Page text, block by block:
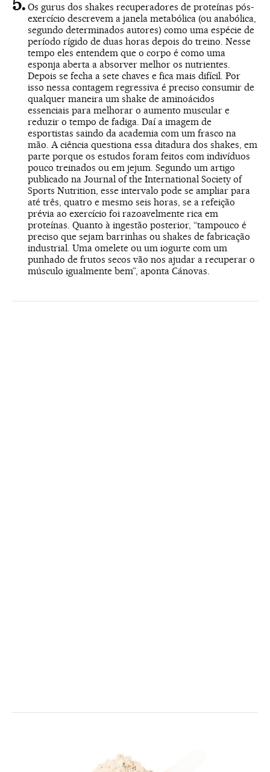
Os gurus dos shakes recuperadores de proteínas pós-
exercício descrevem a janela metabólica (ou anabólica,
segundo determinados autores) como uma espécie de
período rígido de duas horas depois do treino. Nesse
tempo eles entendem que o corpo é como uma
esponja aberta a absorver melhor os nutrientes.
Depois se fecha a sete chaves e fica mais difícil. Por
isso nessa contagem regressiva é preciso consumir de
qualquer maneira um shake de aminoácidos
essenciais para melhorar o aumento muscular e
reduzir o tempo de fadiga. Daí a imagem de
esportistas saindo da academia com um frasco na
mão. A ciência questiona essa ditadura dos shakes, em
parte porque os estudos foram feitos com indivíduos
pouco treinados ou em jejum. Segundo um artigo
publicado na Journal of the International Society of
Sports Nutrition, esse intervalo pode se ampliar para
até três, quatro e mesmo seis horas, se a refeição
prévia ao exercício foi razoavelmente rica em
proteínas. Quanto à ingestão posterior, “tampouco é
preciso que sejam barrinhas ou shakes de fabricação
industrial. Uma omelete ou um iogurte com um
punhado de frutos secos vão nos ajudar a recuperar o
músculo igualmente bem”, aponta Cánovas.